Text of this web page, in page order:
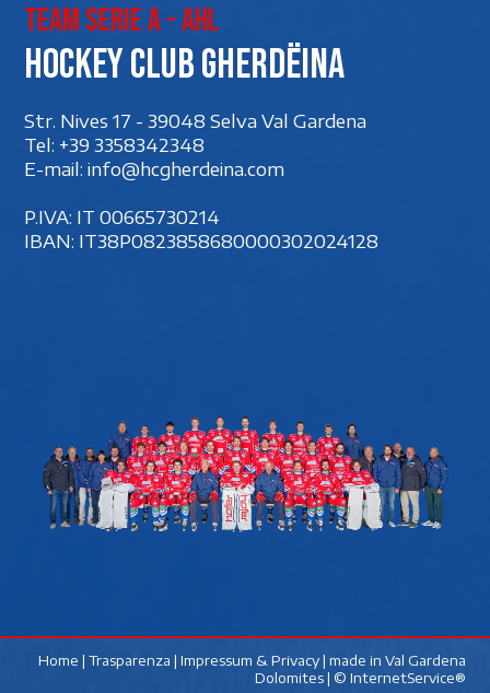
Team Serie A - AHL
Hockey club Gherdëina
Str. Nives 17 - 39048 Selva Val Gardena
Tel: +39 3358342348
E-mail: info@hcgherdeina.com
P.IVA: IT 00‍665730214
IBAN: IT38P0823858680000302024128
Home | Trasparenza | Impressum & Privacy| made in Val Gardena
Dolomites| © InternetService®